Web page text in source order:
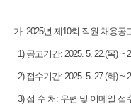
가. 2025년 제10회 직원 채용공
1) 공고기간: 2025. 5. 22.(목) ~
2) 접수기간: 2025. 5. 27.(화) ~
3) 접 수 처: 우편 및 이메일 접